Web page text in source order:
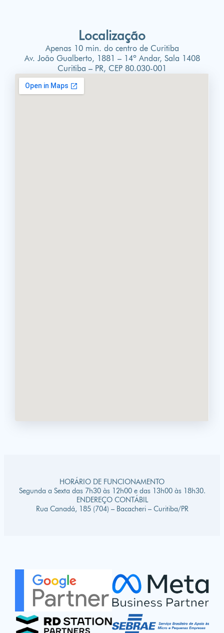
Localização
Apenas 10 min. do centro de Curitiba
Av. João Gualberto, 1881 – 14º Andar, Sala 1408
Curitiba – PR, CEP 80.030-001
HORÁRIO DE FUNCIONAMENTO
Segunda a Sexta das 7h30 às 12h00 e das 13h00 às 18h30.
ENDEREÇO CONTÁBIL
Rua Canadá, 185 (704) – Bacacheri – Curitiba/PR